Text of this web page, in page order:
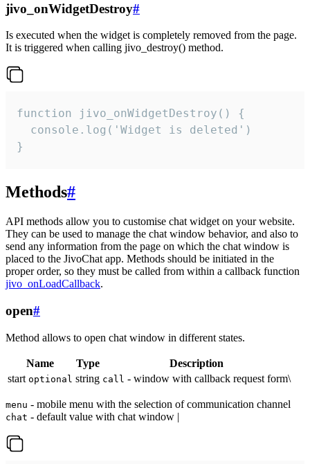
jivo_onWidgetDestroy#
Is executed when the widget is completely removed from the page.
It is triggered when calling jivo_destroy() method.
function jivo_onWidgetDestroy() {
  console.log('Widget is deleted')
}
Methods#
API methods allow you to customise chat widget on your website.
They can be used to manage the chat window behavior, and also to
send any information from the page on which the chat window is
placed to the JivoChat app. Methods should be initiated in the
proper order, so they must be called from within a callback function
jivo_onLoadCallback.
open#
Method allows to open chat window in different states.
Name Type
Description
start optional string call - window with callback request form\
menu - mobile menu with the selection of communication channel
chat - default value with chat window |